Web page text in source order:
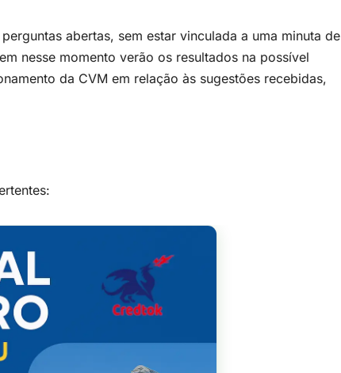
abertas, sem estar vinculada a uma minuta de
nesse momento verão os resultados na possível
da CVM em relação às sugestões recebidas,